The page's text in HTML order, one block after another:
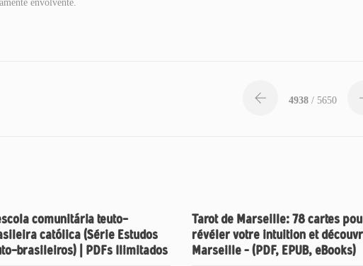
envolvente.
4938 / 5650
comunitária teuto-
católica (Série Estudos
brasileiros) | PDFs Ilimitados
Tarot de Marseille: 78 cartes
révéler votre intuition et
Marseille – (PDF, EPUB, eBooks)